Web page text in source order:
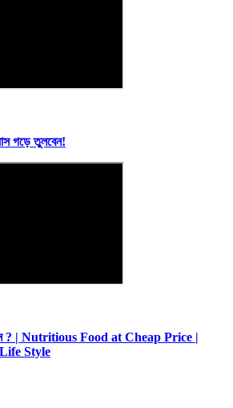
গড়ে তুলবেন!
? | Nutritious Food at Cheap Price |
Style